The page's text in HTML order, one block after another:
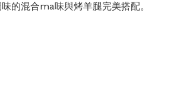
的混合ma味與烤羊腿完美搭配。